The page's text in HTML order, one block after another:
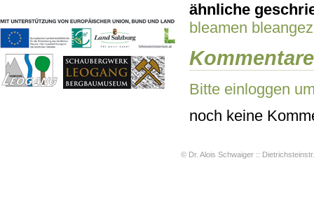
ähnliche
bleamen
Kommentare
Bitte einloggen
noch keine
© Dr. Alois Schwaiger ::